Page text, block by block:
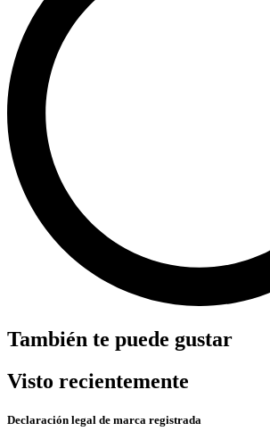
También te puede gustar
Visto recientemente
Declaración legal de marca registrada